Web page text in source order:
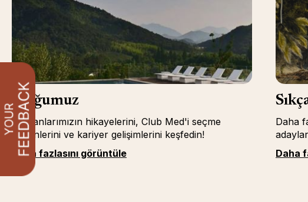
Bloğumuz
Çalışanlarımızın hikayelerini, Club Med'i seçme
nedenlerini ve kariyer gelişimlerini keşfedin!
Daha fazlasını görüntüle
Daha
Daha